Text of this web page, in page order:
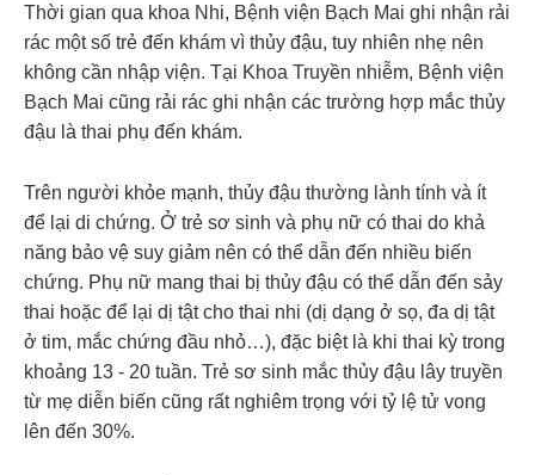
Thời gian qua khoa Nhi, Bệnh viện Bạch Mai ghi nhận rải
rác một số trẻ đến khám vì thủy đậu, tuy nhiên nhẹ nên
không cần nhập viện. Tại Khoa Truyền nhiễm, Bệnh viện
Bạch Mai cũng rải rác ghi nhận các trường hợp mắc thủy
đậu là thai phụ đến khám.
Trên người khỏe mạnh, thủy đậu thường lành tính và ít
để lại di chứng. Ở trẻ sơ sinh và phụ nữ có thai do khả
năng bảo vệ suy giảm nên có thể dẫn đến nhiều biến
chứng. Phụ nữ mang thai bị thủy đậu có thể dẫn đến sảy
thai hoặc để lại dị tật cho thai nhi (dị dạng ở sọ, đa dị tật
ở tim, mắc chứng đầu nhỏ…), đặc biệt là khi thai kỳ trong
khoảng 13 - 20 tuần. Trẻ sơ sinh mắc thủy đậu lây truyền
từ mẹ diễn biến cũng rất nghiêm trọng với tỷ lệ tử vong
lên đến 30%.